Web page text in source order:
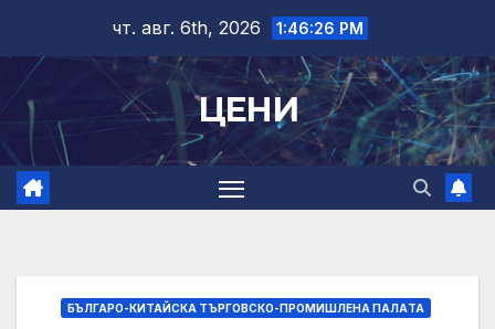
content
чт. авг. 6th, 2026 1:46:26 PM
ЦЕНИ
БЪЛГАРО-КИТАЙСКА ТЪРГОВСКО-ПРОМИШЛЕНА ПАЛAТА